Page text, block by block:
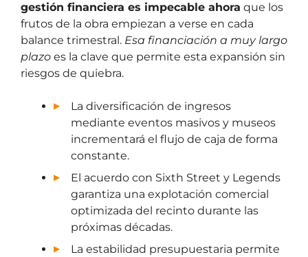
gestión financiera es impecable ahora que los
frutos de la obra empiezan a verse en cada
balance trimestral. Esa financiación a muy largo
plazo es la clave que permite esta expansión sin
riesgos de quiebra.
La diversificación de ingresos
mediante eventos masivos y museos
incrementará el flujo de caja de forma
constante.
El acuerdo con Sixth Street y Legends
garantiza una explotación comercial
optimizada del recinto durante las
próximas décadas.
La estabilidad presupuestaria permite